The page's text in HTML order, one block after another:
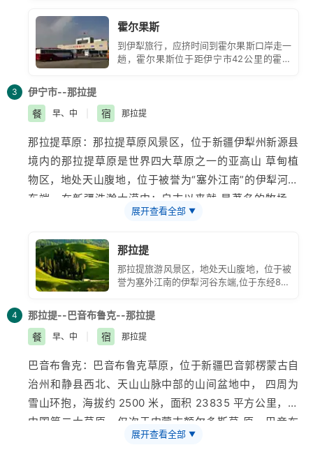
的第三大熏衣草种植基地，也是中国惟一的熏衣草主产
地。见过伊犁熏 衣草花田的游客大都有这样的感觉:天然
去雕饰，毫不矫揉造作，是纯粹的原生态。霍城薰衣草叶
形花色优 美典雅，蓝紫色花序颖长秀丽，特殊的香气气
味醇厚、浓郁，有芳香药草之美誉，被称为香草之后 。
草原,组成一个湖泊型风景名胜区。
霍尔果斯
到伊犁旅行，应挤时间到霍尔果斯口岸走一
趟，霍尔果斯位于距伊宁市42公里的霍城
的三大口岸。霍尔果斯口岸镇设于桥以东3
的丝绸之路北新
3
伊宁市--那拉提
餐
早、中 宿 那拉提
那拉提草原：那拉提草原风景区，位于新疆伊犁州新源县
境内的那拉提草原是世界四大草原之一的亚高山 草甸植
物区，地处天山腹地，位于被誉为“塞外江南”的伊犁河谷
东端，在新疆浩瀚大漠中；自古以来就 是著名的牧场，
交错的河道、平展的河谷、高峻的山峰、茂密的森林交相
辉映，优美的草原风光与当地哈 萨克民俗风情结合在一
起，成为新疆著名的旅游观光度假区。那拉提犹如一块镶
嵌在黄绸缎上的翡翠，格 外耀眼。这里山峦起伏，绿草
如茵，既有草原的辽阔，又有溪水的柔美；既有群山的的
俊秀，又有松林如 涛的气势。她以特有的原始的自然风
貌，向世人展示天山深处一道宛如立体画卷般的风景长
廊。
展开查看全部 ▼
那拉提
那拉提旅游风景区，地处天山腹地，位于被
誉为塞外江南的伊犁河谷东端,位于东经85?
公里，平均海拔1800米，年降雨量在880毫
米左右。
4
那拉提--巴音布鲁克--那拉提
餐
早、中 宿 那拉提
巴音布鲁克：巴音布鲁克草原，位于新疆巴音郭楞蒙古自
治州和静县西北、天山山脉中部的山间盆地中， 四周为
雪山环抱，海拔约 2500 米，面积 23835 平方公里，是
中国第二大草原，仅次于 内蒙古额尔多斯草 原。巴音布
鲁克蒙古语意为富饶的泉水，草原地势平坦，水草丰盛，
展开查看全部 ▼